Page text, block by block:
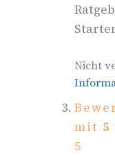
Nicht
mit 5
5